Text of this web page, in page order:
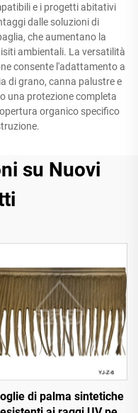
e i progetti abitativi
dalle soluzioni di
che aumentano la
ambientali. La versatilità
consente l'adattamento a
di grano, canna palustre e
una protezione completa
organico specifico
su Nuovi
di palma sintetiche